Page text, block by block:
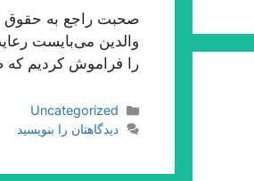
صحبت راجع به حقوق
والدین می‌بایست
را فراموش كردیم كه
دسته‌ها
Uncategorized
دیدگاهتان را بنویسید